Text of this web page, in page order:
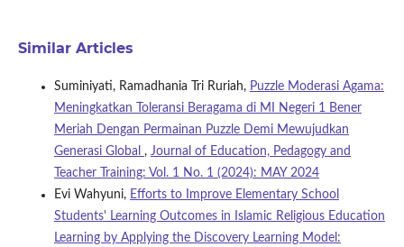
Similar Articles
Suminiyati, Ramadhania Tri Ruriah, Puzzle Moderasi Agama:
Meningkatkan Toleransi Beragama di MI Negeri 1 Bener
Meriah Dengan Permainan Puzzle Demi Mewujudkan
Generasi Global , Journal of Education, Pedagogy and
Teacher Training: Vol. 1 No. 1 (2024): MAY 2024
Evi Wahyuni, Efforts to Improve Elementary School
Students' Learning Outcomes in Islamic Religious Education
Learning by Applying the Discovery Learning Model: